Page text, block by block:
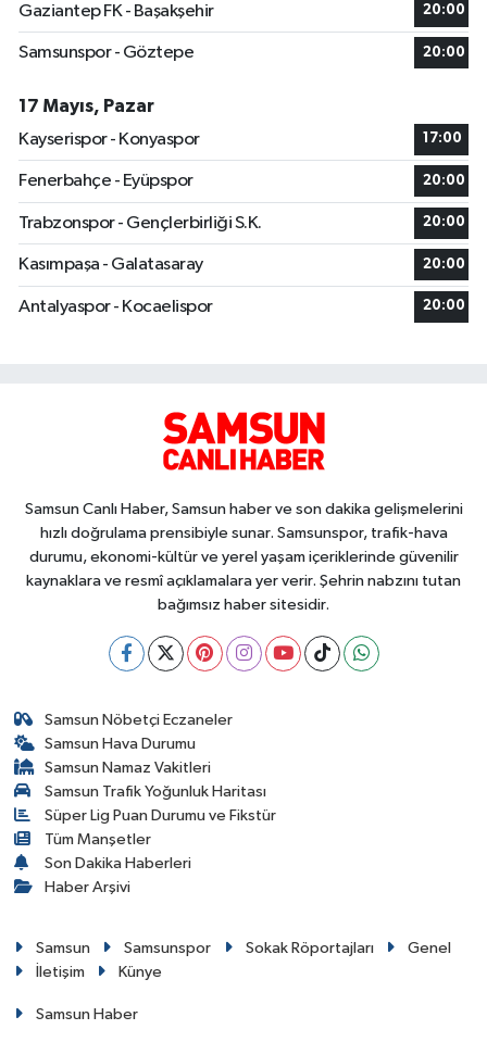
Gaziantep FK - Başakşehir 20:00
Samsunspor - Göztepe 20:00
17 Mayıs, Pazar
Kayserispor - Konyaspor
17:00
Fenerbahçe - Eyüpspor 20:00
Trabzonspor - Gençlerbirliği S.K. 20:00
Kasımpaşa - Galatasaray 20:00
Antalyaspor - Kocaelispor 20:00
Samsun Canlı Haber, Samsun haber ve son dakika gelişmelerini
hızlı doğrulama prensibiyle sunar. Samsunspor, trafik-hava
durumu, ekonomi-kültür ve yerel yaşam içeriklerinde güvenilir
kaynaklara ve resmî açıklamalara yer verir. Şehrin nabzını tutan
bağımsız haber sitesidir.
Samsun Nöbetçi Eczaneler
Samsun Hava Durumu
Samsun Namaz Vakitleri
Samsun Trafik Yoğunluk Haritası
Süper Lig Puan Durumu ve Fikstür
Tüm Manşetler
Son Dakika Haberleri
Haber Arşivi
Samsun Samsunspor Sokak Röportajları
Genel
İletişim
Künye
Samsun Haber